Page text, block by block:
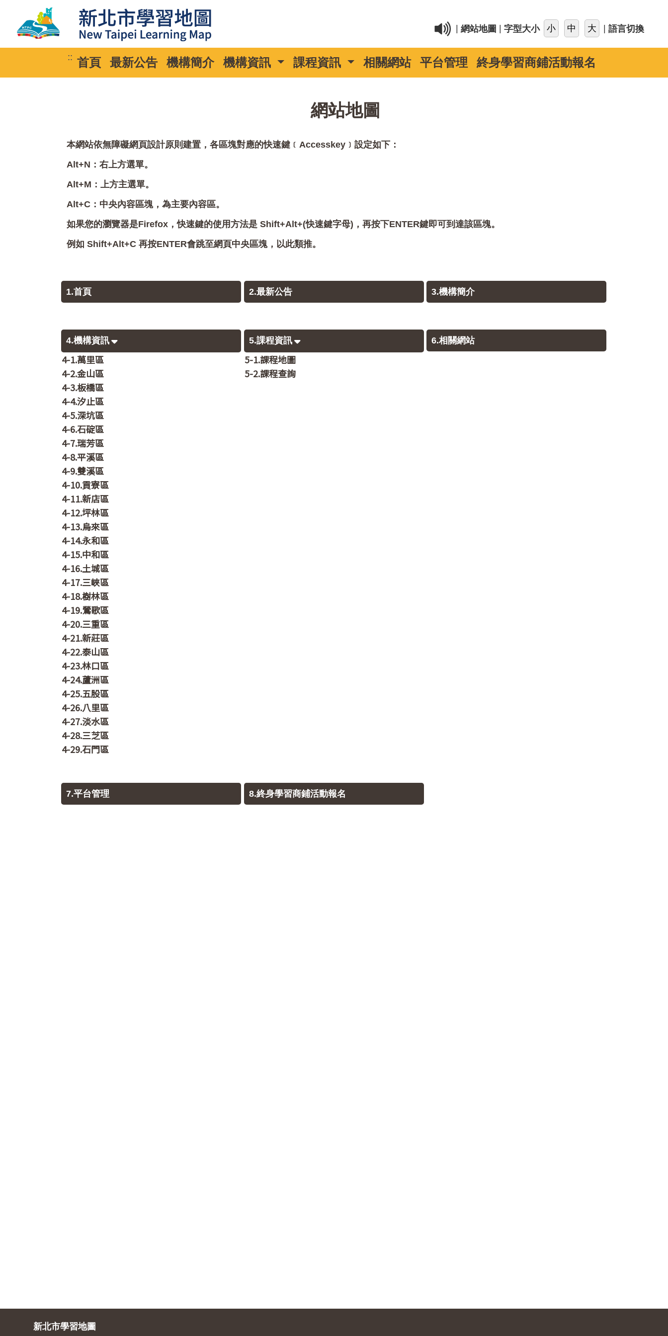
網站地圖 字型大小 語言切換
:: 首頁 最新公告 機構簡介 機構資訊 課程資訊 相關網站 平台管理 終身學習商鋪活動報名
網站地圖
本網站依無障礙網頁設計原則建置，各區塊對應的快速鍵﹝Accesskey﹞設定如下：
Alt+N：右上方選單。
Alt+M：上方主選單。
Alt+C：中央內容區塊，為主要內容區。
如果您的瀏覽器是Firefox，快速鍵的使用方法是 Shift+Alt+(快速鍵字母)，再按下ENTER鍵即可到達該區塊。
例如 Shift+Alt+C 再按ENTER會跳至網頁中央區塊，以此類推。
1.首頁 2.最新公告 3.機構簡介
4.機構資訊
4-1.萬里區
4-2.金山區
4-3.板橋區
4-4.汐止區
4-5.深坑區
4-6.石碇區
4-7.瑞芳區
4-8.平溪區
4-9.雙溪區
4-10.貢寮區
4-11.新店區
4-12.坪林區
4-13.烏來區
4-14.永和區
4-15.中和區
4-16.土城區
4-17.三峽區
4-18.樹林區
4-19.鶯歌區
4-20.三重區
4-21.新莊區
4-22.泰山區
4-23.林口區
4-24.蘆洲區
4-25.五股區
4-26.八里區
4-27.淡水區
4-28.三芝區
4-29.石門區
5.課程資訊
5-1.課程地圖
5-2.課程查詢
6.相關網站
7.平台管理 8.終身學習商鋪活動報名
新北市學習地圖